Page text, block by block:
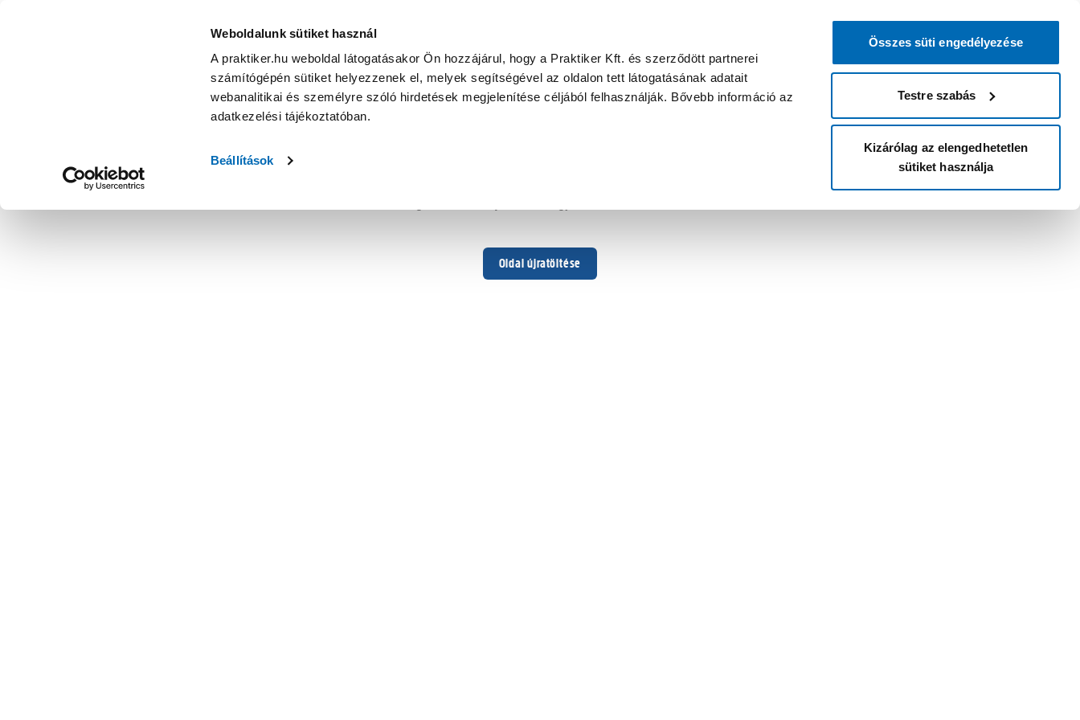
Weboldalunk sütiket használ
A praktiker.hu weboldal látogatásakor Ön hozzájárul, hogy a Praktiker Kft. és szerződött partnerei
számítógépén sütiket helyezzenek el, melyek segítségével az oldalon tett látogatásának adatait
webanalitikai és személyre szóló hirdetések megjelenítése céljából felhasználják. Bővebb információ az
adatkezelési tájékoztatóban.
Beállítások
Összes süti engedélyezése
Testre szabás
Kizárólag az elengedhetetlen
sütiket használja
Oldal újratöltése